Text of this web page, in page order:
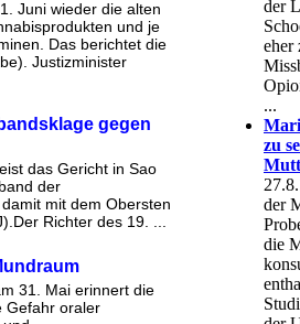
Juni wieder die alten
und je
Das berichtet die
Justizminister
gegen
das Gericht in Sao
der
mit dem Obersten
Richter des 19. ...
31. Mai erinnert die
Gefahr oraler